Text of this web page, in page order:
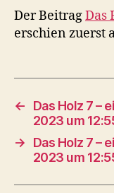
Der BeitragDas
erschien zuerst
←
Das Holz 7 –
2023 um
→
Das Holz 7 –
2023 um